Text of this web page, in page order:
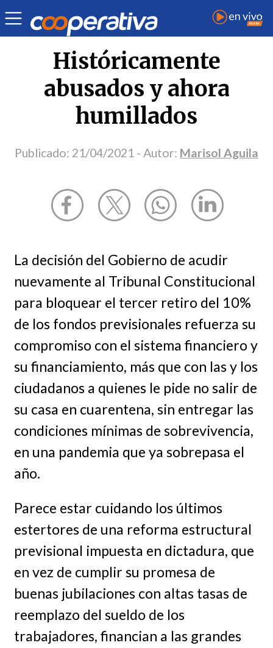
Opinión | Marisol Aguila
Históricamente
abusados y ahora
humillados
Publicado: 21/04/2021 - Autor: Marisol Aguila
La decisión del Gobierno de acudir
nuevamente al Tribunal Constitucional
para bloquear el tercer retiro del 10%
de los fondos previsionales refuerza su
compromiso con el sistema financiero y
su financiamiento, más que con las y los
ciudadanos a quienes le pide no salir de
su casa en cuarentena, sin entregar las
condiciones mínimas de sobrevivencia,
en una pandemia que ya sobrepasa el
año.
Parece estar cuidando los últimos
estertores de una reforma estructural
previsional impuesta en dictadura, que
en vez de cumplir su promesa de
buenas jubilaciones con altas tasas de
reemplazo del sueldo de los
trabajadores, financian a las grandes